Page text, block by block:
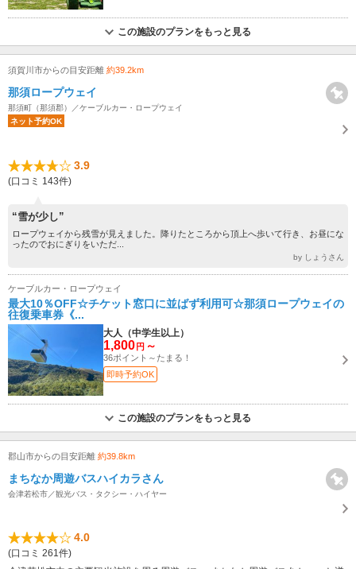
この施設のプランをもっと見る
須賀川市からの目安距離 約39.2km
那須ロープウェイ
那須町（那須郡）／ケーブルカー・ロープウェイ
ネット予約OK
3.9
(口コミ 143件)
“雪が少し”
ロープウェイから残雪が見えました。降りたところから頂上へ歩いて行き、お昼にな
ったのでおにぎりをいただ...
by しょうさん
ケーブルカー・ロープウェイ
最大10％OFF☆チケット窓口に並ばず利用可☆那須ロープウェイの
往復乗車券《...
大人（中学生以上）
1,800 円 ～
36ポイント～たまる！
即時予約OK
この施設のプランをもっと見る
郡山市からの目安距離 約39.8km
まちなか周遊バスハイカラさん
会津若松市／観光バス・タクシー・ハイヤー
4.0
(口コミ 261件)